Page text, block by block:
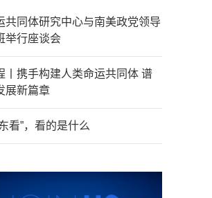
共同体研究中心与南美政党领导
举行座谈会
丨携手构建人类命运共同体 谱
展新篇章
看”，看的是什么